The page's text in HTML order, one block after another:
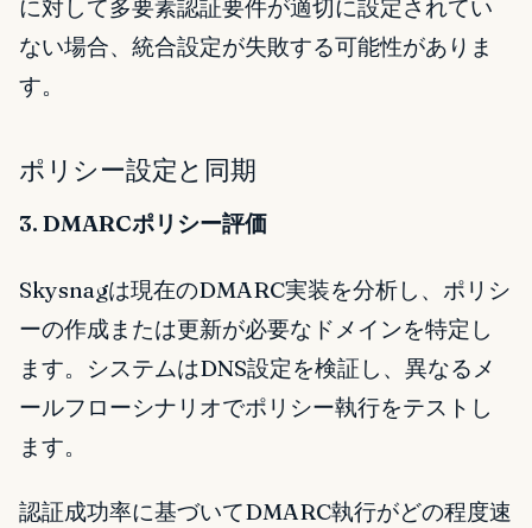
に対して多要素認証要件が適切に設定されてい
ない場合、統合設定が失敗する可能性がありま
す。
ポリシー設定と同期
3. DMARCポリシー評価
Skysnagは現在のDMARC実装を分析し、ポリシ
ーの作成または更新が必要なドメインを特定し
ます。システムはDNS設定を検証し、異なるメ
ールフローシナリオでポリシー執行をテストし
ます。
認証成功率に基づいてDMARC執行がどの程度速